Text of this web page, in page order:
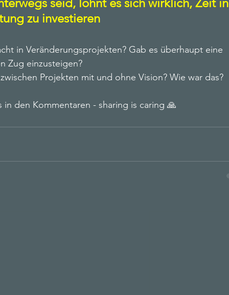
zu investieren
in Veränderungsprojekten? Gab es überhaupt eine
Zug einzusteigen?
Projekten mit und ohne Vision? Wie war das?
den Kommentaren - sharing is caring 🙏